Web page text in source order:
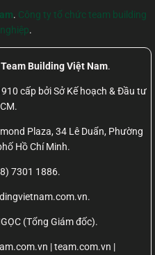
. Công ty tổ chức team building
.
Building Việt Nam.
cấp bởi Sở Kế hoạch & Đầu tư
Plaza, 34 Lê Duẩn, Phường
Hồ Chí Minh.
7301 1886.
(Tổng Giám đốc).
| team.com.vn |